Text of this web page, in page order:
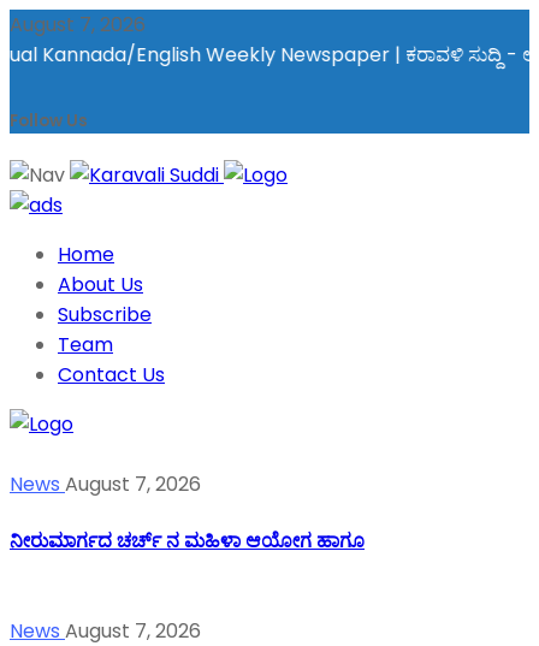
August 7, 2026
English Weekly Newspaper | ಕರಾವಳಿ ಸುದ್ದಿ -
Follow Us
Home
About Us
Subscribe
Team
Contact Us
News August 7, 2026
ನೀರುಮಾರ್ಗದ ಚರ್ಚ್ ನ ಮಹಿಳಾ ಆಯೋಗ ಹಾಗೂ
News August 7, 2026